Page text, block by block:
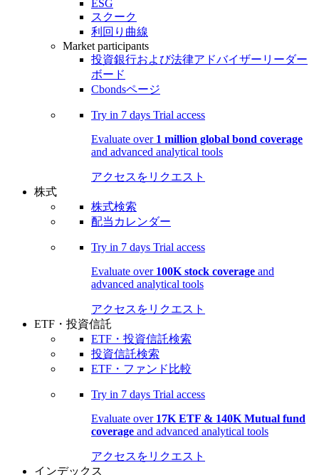
ESG
スクーク
利回り曲線
Market participants
投資銀行および法律アドバイザーリーダー
ボード
Cbondsページ
Try in 7 days Trial access
Evaluate over 1 million global bond coverage
and advanced analytical tools
アクセスをリクエスト
株式
株式検索
配当カレンダー
Try in 7 days Trial access
Evaluate over 100K stock coverage and
advanced analytical tools
アクセスをリクエスト
ETF・投資信託
ETF・投資信託検索
投資信託検索
ETF・ファンド比較
Try in 7 days Trial access
Evaluate over 17K ETF & 140K Mutual fund
coverage and advanced analytical tools
アクセスをリクエスト
インデックス